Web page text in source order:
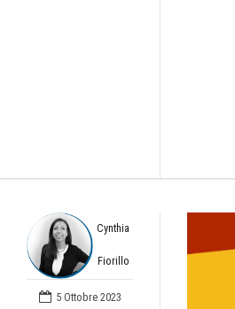
Cynthia
Fiorillo
5 Ottobre 2023